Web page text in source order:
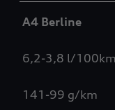
A4 Berline
6,2-3,8 l/100km
141-99 g/km